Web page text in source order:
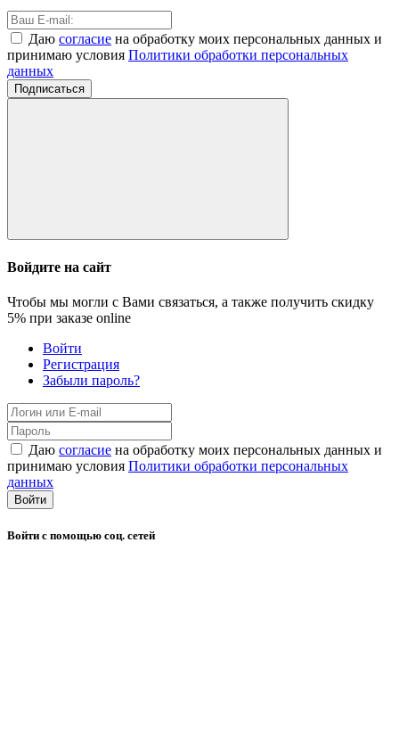
Даю согласие на обработку моих персональных данных и
принимаю условия Политики обработки персональных
данных
Подписаться
Войдите на сайт
Чтобы мы могли с Вами связаться, а также получить скидку
5% при заказе online
Войти
Регистрация
Забыли пароль?
Даю согласие на обработку моих персональных данных и
принимаю условия Политики обработки персональных
данных
Войти
Войти с помощью соц. сетей